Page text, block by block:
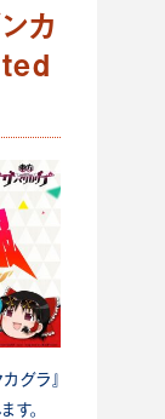
カ
グラ』
す。